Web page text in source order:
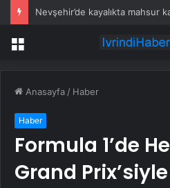
Nevşehir’de kayalıkta mahsur
Menü
Anasayfa / Haber
Haber
Formula 1’de
Grand